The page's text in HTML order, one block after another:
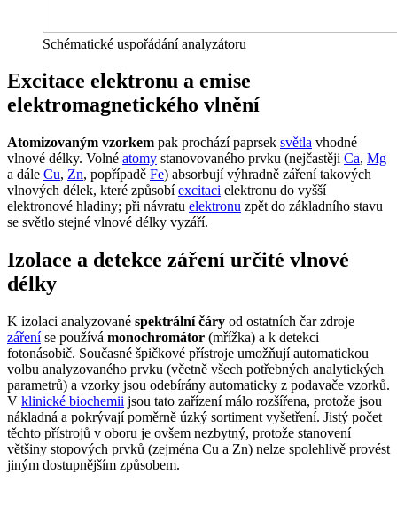
Schématické uspořádání analyzátoru
Excitace elektronu a emise
elektromagnetického vlnění
Atomizovaným vzorkem pak prochází paprsek světla vhodné
vlnové délky. Volné atomy stanovovaného prvku (nejčastěji Ca, Mg
a dále Cu, Zn, popřípadě Fe) absorbují výhradně záření takových
vlnových délek, které způsobíexcitaci elektronu do vyšší
elektronové hladiny; při návratu elektronu zpět do základního stavu
se světlo stejné vlnové délky vyzáří.
Izolace a detekce záření určité vlnové
délky
K izolaci analyzované spektrální čáry od ostatních čar zdroje
zářeníse používá monochromátor (mřížka) a k detekci
fotonásobič. Současné špičkové přístroje umožňují automatickou
volbu analyzovaného prvku (včetně všech potřebných analytických
parametrů) a vzorky jsou odebírány automaticky z podavače vzorků.
V klinické biochemii jsou tato zařízení málo rozšířena, protože jsou
nákladná a pokrývají poměrně úzký sortiment vyšetření. Jistý počet
těchto přístrojů v oboru je ovšem nezbytný, protože stanovení
většiny stopových prvků (zejména Cu a Zn) nelze spolehlivě provést
jiným dostupnějším způsobem.